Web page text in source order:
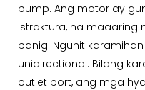
pump. Ang motor ay
istraktura, na
panig. Ngunit
unidirectional. Bilang
outlet port, ang mga